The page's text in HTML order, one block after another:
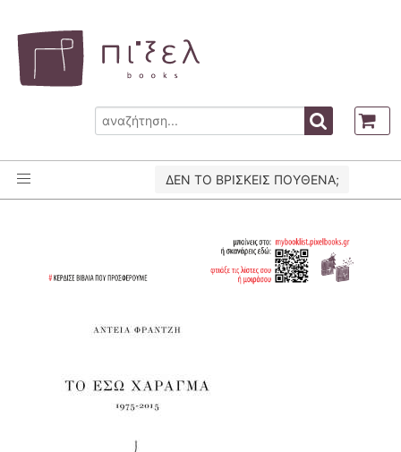
ΔΕΝ ΤΟ ΒΡΙΣΚΕΙΣ ΠΟΥΘΕΝΑ;